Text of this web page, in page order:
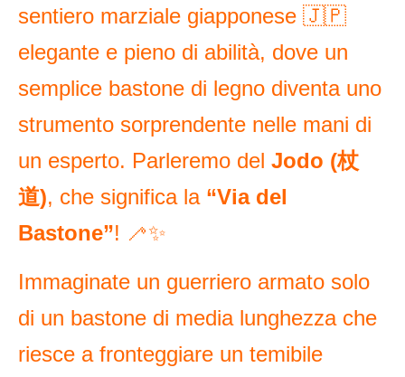
sentiero marziale giapponese 🇯🇵
elegante e pieno di abilità, dove un
semplice bastone di legno diventa uno
strumento sorprendente nelle mani di
un esperto. Parleremo del Jodo (杖
道), che significa la “Via del
Bastone”! 🦯✨
Immaginate un guerriero armato solo
di un bastone di media lunghezza che
riesce a fronteggiare un temibile